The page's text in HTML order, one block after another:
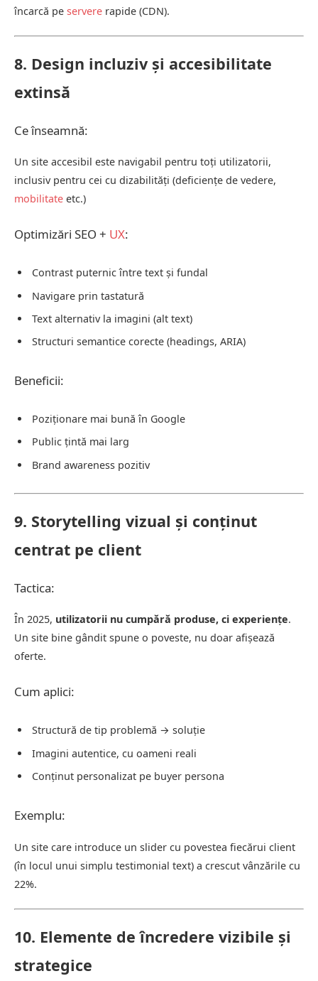
încarcă pe servere rapide (CDN).
8. Design incluziv și accesibilitate
extinsă
Ce înseamnă:
Un site accesibil este navigabil pentru toți utilizatorii,
inclusiv pentru cei cu dizabilități (deficiențe de vedere,
mobilitate etc.)
Optimizări SEO + UX:
Contrast puternic între text și fundal
Navigare prin tastatură
Text alternativ la imagini (alt text)
Structuri semantice corecte (headings, ARIA)
Beneficii:
Poziționare mai bună în Google
Public țintă mai larg
Brand awareness pozitiv
9. Storytelling vizual și conținut
centrat pe client
Tactica:
În 2025, utilizatorii nu cumpără produse, ci experiențe.
Un site bine gândit spune o poveste, nu doar afișează
oferte.
Cum aplici:
Structură de tip problemă → soluție
Imagini autentice, cu oameni reali
Conținut personalizat pe buyer persona
Exemplu:
Un site care introduce un slider cu povestea fiecărui client
(în locul unui simplu testimonial text) a crescut vânzările cu
22%.
10. Elemente de încredere vizibile și
strategice